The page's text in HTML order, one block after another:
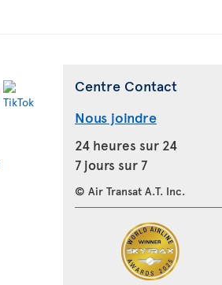
Centre Contact
Nous joindre
24 heures sur 24
7 jours sur 7
© Air Transat A.T. Inc.